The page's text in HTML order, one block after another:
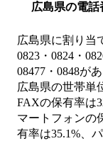
広島県の電話
広島県に割り当
0823・0824・
08477・0848があ
広島県の世帯単
FAXの保有率は
マートフォンの
有率は35.1%、